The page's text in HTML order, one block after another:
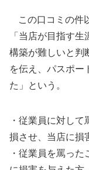
この口コミの件
「当店が目指す
構築が難しいと判
を伝え、パスポー
た」という。
・従業員に対し
損させ、当店に損
・従業員を罵っ